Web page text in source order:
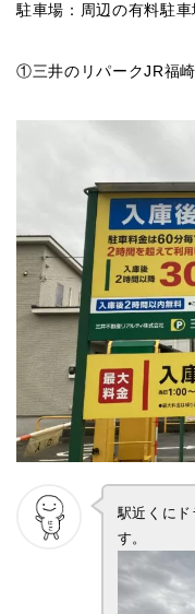
駐車場：周辺の有料駐車
①三井のリパークJR福
駅近くにド
す。